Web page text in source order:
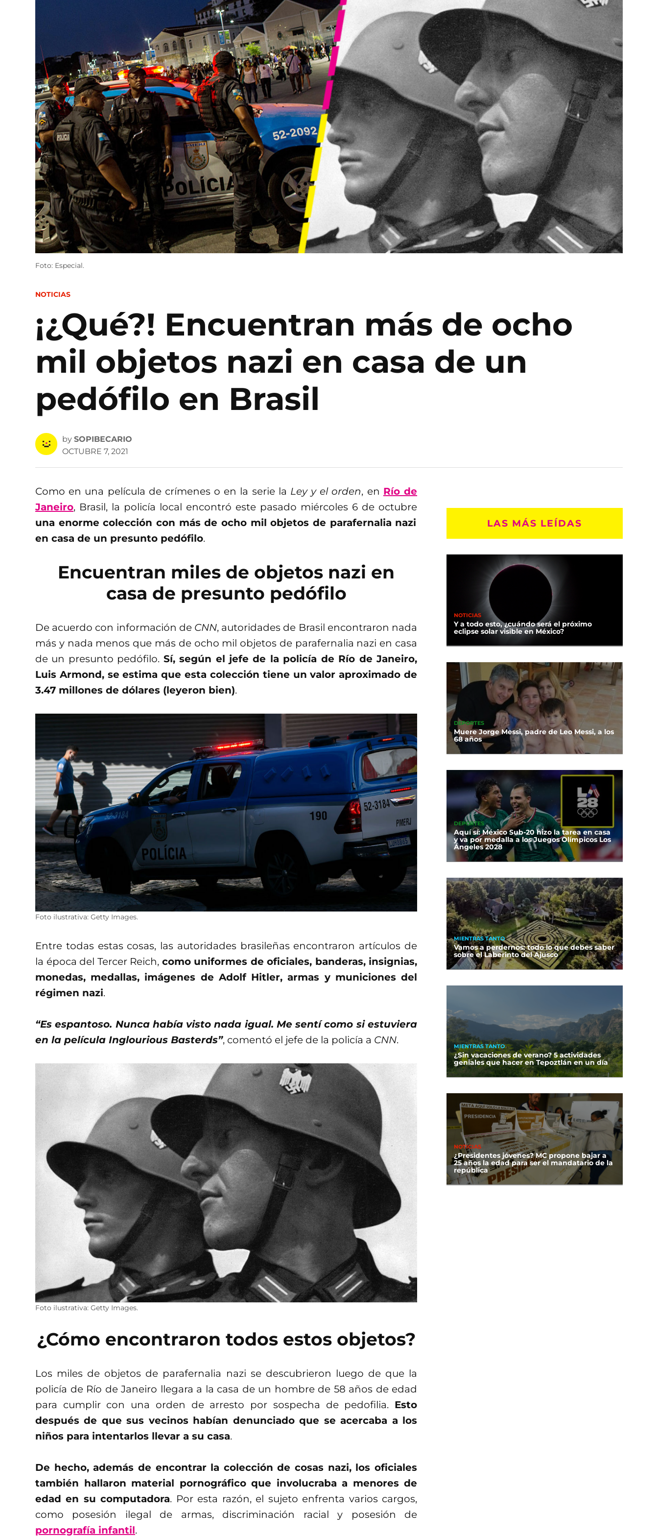
Foto: Especial.
POSTED
NOTICIAS
¡¿Qué?! Encuentran más de ocho
mil objetos nazi en casa de un
pedófilo en Brasil
by SOPIBECARIO
OCTUBRE 7, 2021
Como en una película de crímenes o en la serie la Ley y el orden, en Río de
Janeiro, Brasil, la policía local encontró este pasado miércoles 6 de octubre
una enorme colección con más de ocho mil objetos de parafernalia nazi
en casa de un presunto pedófilo.
Encuentran miles de objetos nazi en
casa de presunto pedófilo
De acuerdo con información de CNN, autoridades de Brasil encontraron nada
más y nada menos que más de ocho mil objetos de parafernalia nazi en casa
de un presunto pedófilo. Sí, según el jefe de la policía de Río de Janeiro,
Luis Armond, se estima que esta colección tiene un valor aproximado de
3.47 millones de dólares (leyeron bien).
Foto ilustrativa: Getty Images.
Entre todas estas cosas, las autoridades brasileñas encontraron artículos de
la época del Tercer Reich, como uniformes de oficiales, banderas, insignias,
monedas, medallas, imágenes de Adolf Hitler, armas y municiones del
régimen nazi.
“Es espantoso. Nunca había visto nada igual. Me sentí como si estuviera
en la película Inglourious Basterds”, comentó el jefe de la policía a CNN.
Foto ilustrativa: Getty Images.
¿Cómo encontraron todos estos objetos?
Los miles de objetos de parafernalia nazi se descubrieron luego de que la
policía de Río de Janeiro llegara a la casa de un hombre de 58 años de edad
para cumplir con una orden de arresto por sospecha de pedofilia. Esto
después de que sus vecinos habían denunciado que se acercaba a los
niños para intentarlos llevar a su casa.
De hecho, además de encontrar la colección de cosas nazi, los oficiales
también hallaron material pornográfico que involucraba a menores de
edad en su computadora. Por esta razón, el sujeto enfrenta varios cargos,
como posesión ilegal de armas, discriminación racial y posesión de
pornografía infantil.
LAS MÁS LEÍDAS
NOTICIAS
Y a todo esto, ¿cuándo será el próximo
eclipse solar visible en México?
DEPORTES
Muere Jorge Messi, padre de Leo Messi, a los
68 años
DEPORTES
Aquí sí: México Sub-20 hizo la tarea en casa
y va por medalla a los Juegos Olímpicos Los
Ángeles 2028
MIENTRAS TANTO
Vamos a perdernos: todo lo que debes saber
sobre el Laberinto del Ajusco
MIENTRAS TANTO
¿Sin vacaciones de verano? 5 actividades
geniales que hacer en Tepoztlán en un día
NOTICIAS
¿Presidentes jóvenes? MC propone bajar a
25 años la edad para ser el mandatario de la
república